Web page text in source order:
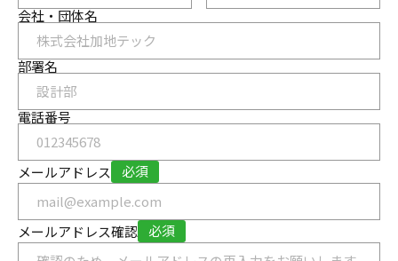
会社・団体名
部署名
電話番号
メールアドレス 必須
メールアドレス確認 必須